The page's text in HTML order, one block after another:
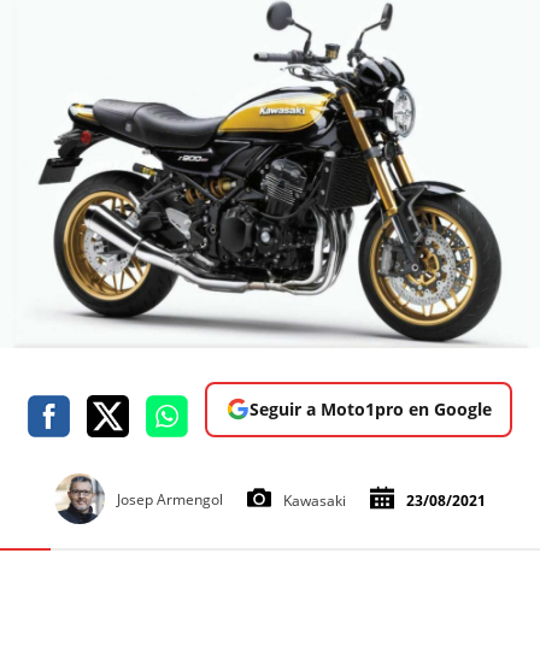
Seguir a Moto1pro en Google
Josep Armengol Kawasaki 23/08/2021